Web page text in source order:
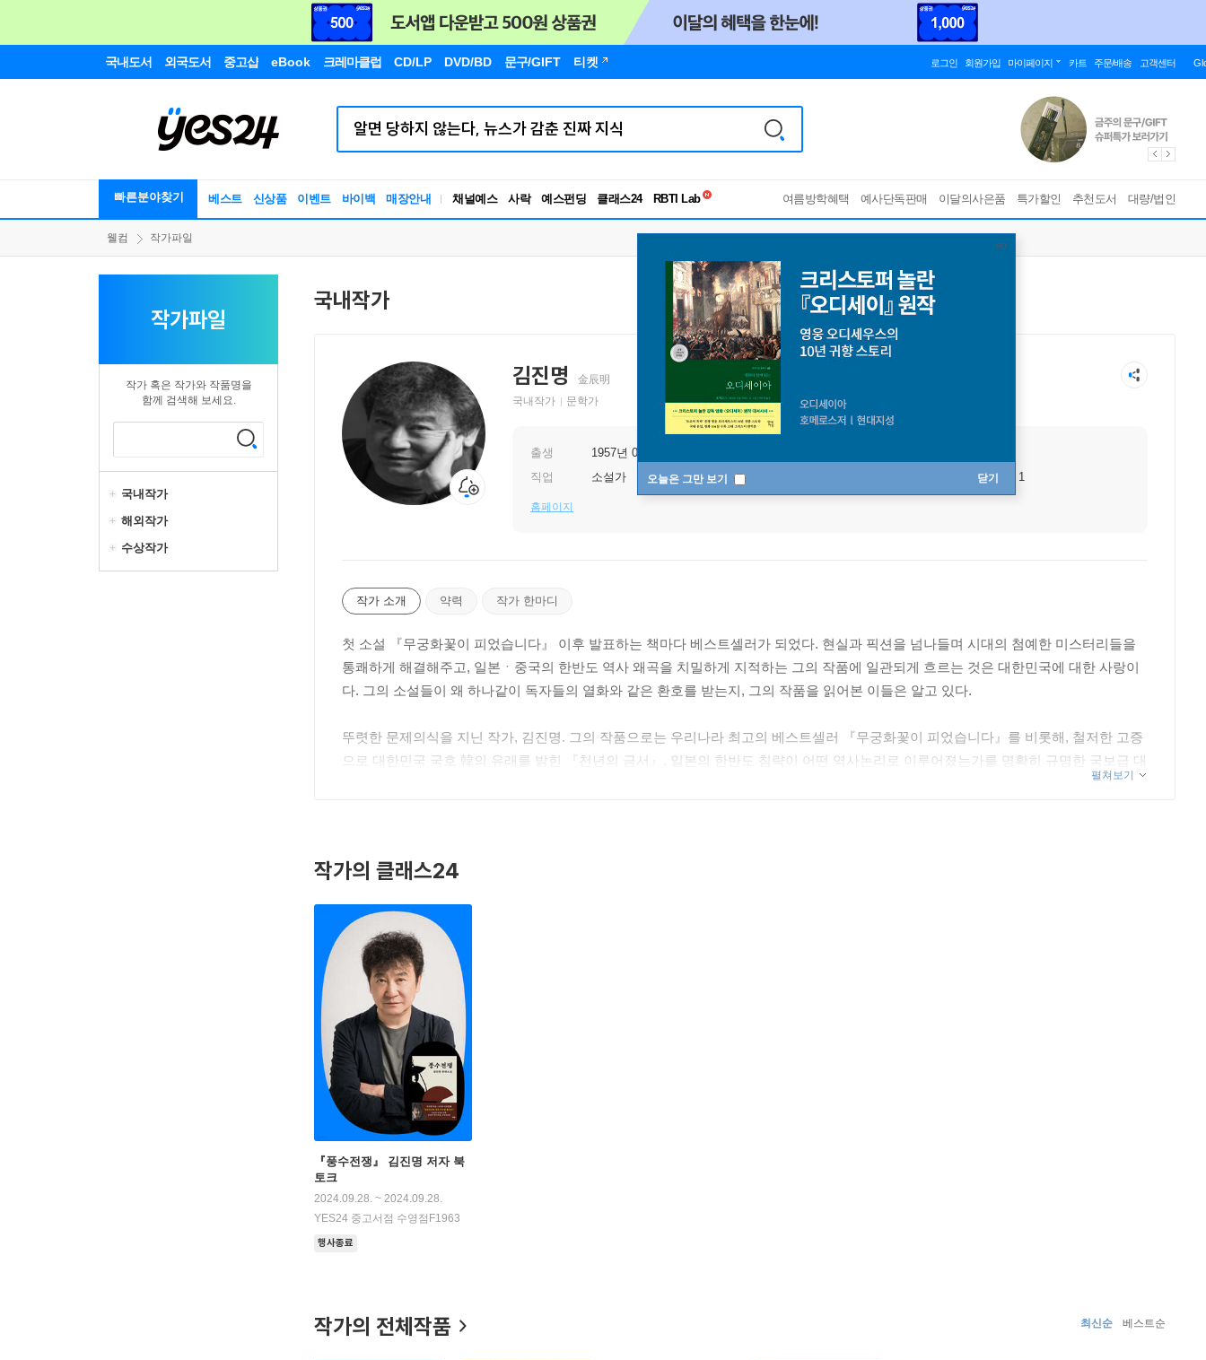
국내도서 외국도서 중고샵 eBook 크레마클럽 CD/LP DVD/BD 문구/GIFT 티켓 로그인 회원가입 마이페이지 카트 주문/배송 고객센터
빠른분야찾기 베스트 신상품 이벤트 바이백 매장안내 채널예스 사락 예스펀딩 클래스24
독서유형검사
여름방학혜택 예사단독판매 이달의사은품 특가할인 추천도서 대량/법인
오늘은 그만 보기 닫기
웰컴 작가파일
작가파일
작가 혹은 작가와 작품명을
함께 검색해 보세요.
국내작가
해외작가
수상작가
국내작가
김진명
金辰明
국내작가
문학가
출생 1957년 08월 31일
직업
소설가 무궁화 꽃이 피었습니다 1
홈페이지
작가 소개 약력 작가 한마디
첫 소설 『무궁화꽃이 피었습니다』 이후 발표하는 책마다 베스트셀러가 되었다. 현실과 픽션을 넘나들며 시대의 첨예한 미스터리들을
통쾌하게 해결해주고, 일본ㆍ중국의 한반도 역사 왜곡을 치밀하게 지적하는 그의 작품에 일관되게 흐르는 것은 대한민국에 대한 사랑이
다. 그의 소설들이 왜 하나같이 독자들의 열화와 같은 환호를 받는지, 그의 작품을 읽어본 이들은 알고 있다.
뚜렷한 문제의식을 지닌 작가, 김진명. 그의 작품으로는 우리나라 최고의 베스트셀러 『무궁화꽃이 피었습니다』를 비롯해, 철저한 고증
으로 대한민국 국호 韓의 유래를 밝힌 『천년의 금서』, 일본의 한반도 침략이 어떤 역사논리로 이루어졌는가를 명확히 규명한 국보급 대
작 『몽유도원』, 충격적인 명성황후 시해의 실체를 그린 『황태자비 납치사건』, 한국 현대사의 최대 미스터리 『1026』, 경이로운 수
전쟁』 등이 있다.
펼쳐보기
작가의 클래스24
『풍수전쟁』 김진명 저자 북
토크
2024.09.28. ~ 2024.09.28.
YES24 중고서점 수영점F1963
행사종료
작가의 전체작품 최신순 베스트순